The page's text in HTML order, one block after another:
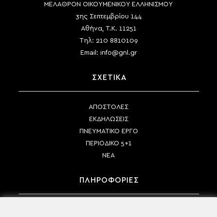
ΜΕΛΑΘΡΟΝ ΟΙΚΟΥΜΕΝΙΚΟΥ ΕΛΛΗΝΙΣΜΟΥ
3ης Σεπτεμβρίου 144
Αθήνα, Τ.Κ. 11251
Τηλ: 210 8810109
Email: info@gnl.gr
ΣΧΕΤΙΚΑ
ΑΠΟΣΤΟΛΕΣ
ΕΚΔΗΛΩΣΕΙΣ
ΠΝΕΥΜΑΤΙΚΟ ΕΡΓΟ
ΠΕΡΙΟΔΙΚΟ 5+1
ΝΕΑ
ΠΛΗΡΟΦΟΡΙΕΣ